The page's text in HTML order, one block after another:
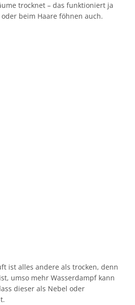
trocknet – das funktioniert ja
beim Haare föhnen auch.
ist alles andere als trocken, denn
umso mehr Wasserdampf kann
dieser als Nebel oder